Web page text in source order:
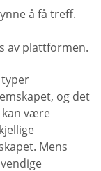
å få treff.
av plattformen.
og det
kan være
Mens